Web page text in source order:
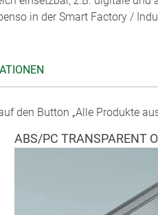
in der Smart Factory /
den Button „Alle Produkte
ABS/PC TRANSPARENT